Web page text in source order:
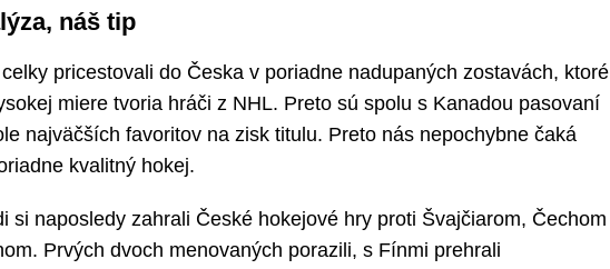
náš tip
pricestovali do Česka v poriadne nadupaných zostavách, ktoré
miere tvoria hráči z NHL. Preto sú spolu s Kanadou pasovaní
najväčších favoritov na zisk titulu. Preto nás nepochybne čaká
kvalitný hokej.
si naposledy zahrali České hokejové hry proti Švajčiarom, Čechom
Prvých dvoch menovaných porazili, s Fínmi prehrali